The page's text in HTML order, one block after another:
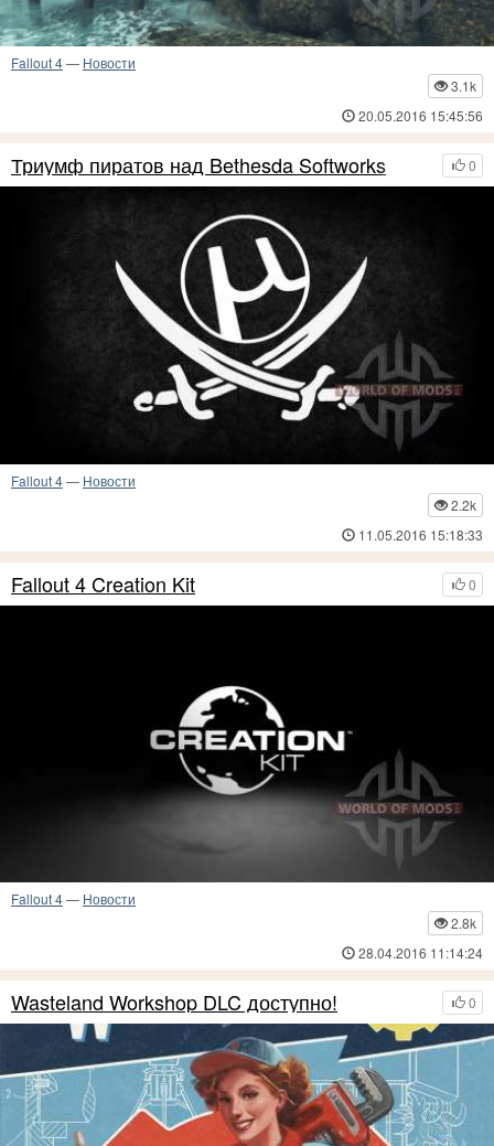
Fallout 4— Новости
3.1k
20.05.2016 15:45:56
0
Триумф пиратов над Bethesda Softworks
Fallout 4— Новости
2.2k
11.05.2016 15:18:33
0
Fallout 4 Creation Kit
Fallout 4— Новости
2.8k
28.04.2016 11:14:24
0
Wasteland Workshop DLC доступно!